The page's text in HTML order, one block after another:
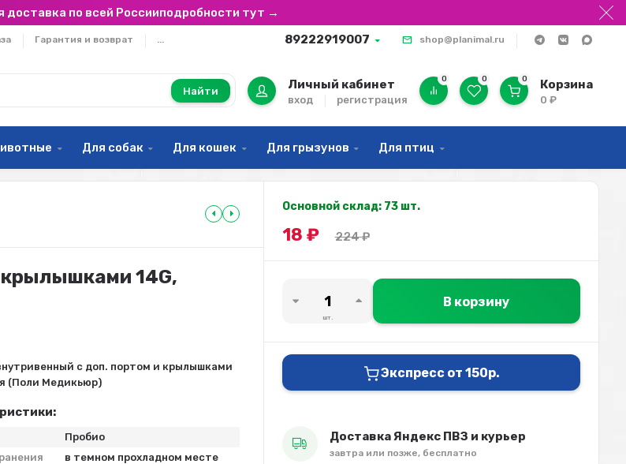
доставка по всей Россииподробности тут →
Гарантия и возврат ... 89222919007 shop@planimal.ru
Найти Личный кабинет
вход регистрация
0 0 0 Корзина
0₽
Для собак Для кошек Для грызунов Для птиц
крылышками 14G,
с доп. портом и крылышками
(Поли Медикьюр)
Пробио
в темном прохладном месте
Основной склад: 73 шт.
18 ₽ 224₽
шт.
В корзину
Экспресс от 150р.
Доставка Яндекс ПВЗ и курьер
завтра или позже, бесплатно